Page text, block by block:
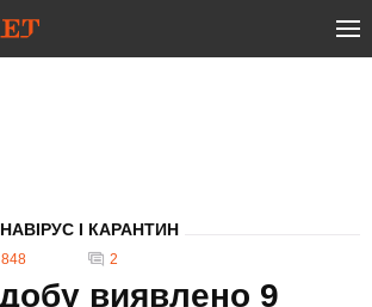
І КАРАНТИН
848 2
виявлено 9